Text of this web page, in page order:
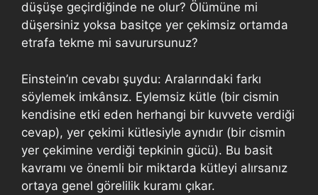
düşüşe geçirdiğinde ne olur? Ölümüne mi
düşersiniz yoksa basitçe yer çekimsiz ortamda
etrafa tekme mi savurursunuz?
Einstein’ın cevabı şuydu: Aralarındaki farkı
söylemek imkânsız. Eylemsiz kütle (bir cismin
kendisine etki eden herhangi bir kuvvete verdiği
cevap), yer çekimi kütlesiyle aynıdır (bir cismin
yer çekimine verdiği tepkinin gücü). Bu basit
kavramı ve önemli bir miktarda kütleyi alırsanız
ortaya genel görelilik kuramı çıkar.